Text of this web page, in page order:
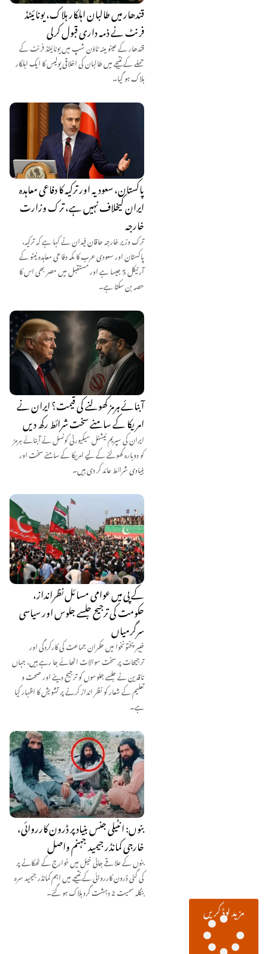
قندھار میں طالبان اہلکار ہلاک، یونائیٹڈ
فرنٹ نے ذمہ داری قبول کرلی
قندھار کے عینو مینہ ٹاؤن شپ میں یونائیٹڈ فرنٹ کے
حملے کے نتیجے میں طالبان کی اخلاقی پولیس کا ایک اہلکار
ہلاک ہو گیا۔
پاکستان، سعودیہ اور ترکیہ کا دفاعی معاہدہ
ایران کیخلاف نہیں ہے، ترک وزارت
خارجہ
ترک وزیر خارجہ حاقان فیدان نے کہا ہے کہ ترکیہ،
پاکستان اور سعودی عرب کا مکہ دفاعی معاہدہ نیٹو کے
آرٹیکل 5 جیسا ہے اور مستقبل میں مصر بھی اس کا
حصہ بن سکتا ہے۔
آبنائے ہرمز کھولنے کی قیمت؟ ایران نے
امریکا کے سامنے سخت شرائط رکھ دیں
ایران کی سپریم نیشنل سیکیورٹی کونسل نے آبنائے ہرمز
کو دوبارہ کھولنے کے لیے امریکا کے سامنے سخت اور
بنیادی شرائط عائد کر دی ہیں۔
کے پی میں عوامی مسائل نظرانداز،
حکومت کی ترجیح جلسے جلوس اور سیاسی
سرگرمیاں
خیبر پختونخوا میں حکمران جماعت کی کارکردگی اور
ترجیحات پر سخت سوالات اٹھائے جا رہے ہیں، جہاں
ناقدین نے جلسے جلوسوں کو ترجیح دینے اور صحت و
تعلیم کے شعار کو نظر انداز کرنے پر تشویش کا اظہار کیا
ہے۔
بنوں: انٹیلی جنس بنیاد پر ڈرون کارروائی،
خارجی کمانڈر جیمید جہنم واصل
بنوں کے علاقے جانی خیل میں خوارج کے ٹھکانے پر
کی گئی ڈرون کارروائی کے نتیجے میں اہم کمانڈر جیمید سرہ
بنگلہ سمیت 2 دہشت گرد ہلاک ہو گئے۔
مزید لوڈ کریں